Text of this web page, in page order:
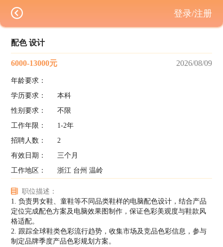
配色 设计
6000-13000元 2026/08/09
年龄要求：
学历要求：
本科
性别要求：
不限
工作年限：
1-2年
招聘人数：
2
有效日期：
三个月
工作地区：
浙江 台州 温岭
职位描述：
1. 负责男女鞋、童鞋等不同品类鞋样的电脑配色设计，结合产品
定位完成配色方案及电脑效果图制作，保证色彩美观度与鞋款风
格适配。
2. 跟踪全球鞋类色彩流行趋势，收集市场及竞品色彩信息，参与
制定品牌季度产品色彩规划方案。
登录/注册